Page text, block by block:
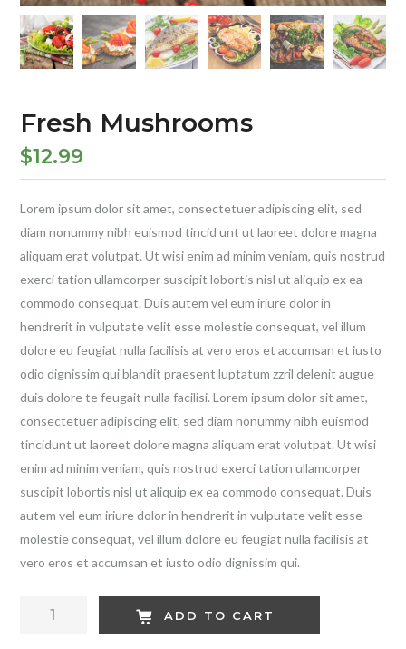
Fresh Mushrooms
$12.99
Lorem ipsum dolor sit amet, consectetuer adipiscing elit, sed
diam nonummy nibh euismod tincid unt ut laoreet dolore magna
aliquam erat volutpat. Ut wisi enim ad minim veniam, quis nostrud
exerci tation ullamcorper suscipit lobortis nisl ut aliquip ex ea
commodo consequat. Duis autem vel eum iriure dolor in
hendrerit in vulputate velit esse molestie consequat, vel illum
dolore eu feugiat nulla facilisis at vero eros et accumsan et iusto
odio dignissim qui blandit praesent luptatum zzril delenit augue
duis dolore te feugait nulla facilisi. Lorem ipsum dolor sit amet,
consectetuer adipiscing elit, sed diam nonummy nibh euismod
tincidunt ut laoreet dolore magna aliquam erat volutpat. Ut wisi
enim ad minim veniam, quis nostrud exerci tation ullamcorper
suscipit lobortis nisl ut aliquip ex ea commodo consequat. Duis
autem vel eum iriure dolor in hendrerit in vulputate velit esse
molestie consequat, vel illum dolore eu feugiat nulla facilisis at
vero eros et accumsan et iusto odio dignissim qui.
Fresh
Mushrooms
ADD TO CART